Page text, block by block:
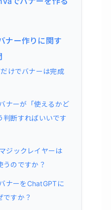
ナー作りに関す
けでバナーは完成
ナーが「使えるかど
判断すればいいです
ジックレイヤーは
うのですか？
ナーをChatGPTに
ですか？